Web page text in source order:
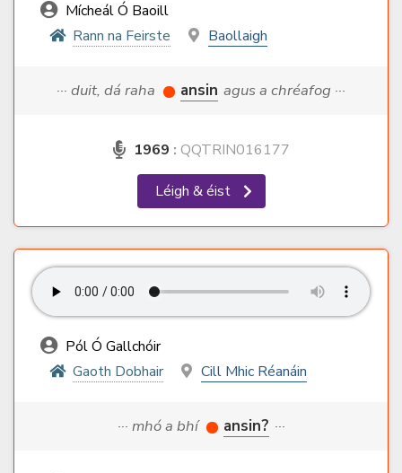
Mícheál Ó Baoill
Rann na Feirste
Baollaigh
··· duit, dá raha ansin agus a chréafog ···
1969 : QQTRIN016177
Léigh & éist
Pól Ó Gallchóir
Gaoth Dobhair
Cill Mhic Réanáin
··· mhó a bhí ansin? ···